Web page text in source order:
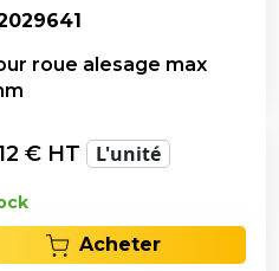
roue alesage max
€ HT L'unité
Acheter